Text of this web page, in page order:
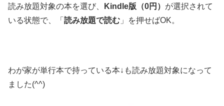
読み放題対象の本を選び、 Kindle版（0円） が選択されて
いる状態で、「 読み放題で読む 」を押せばOK。
わが家が単行本で持っている本↓も読み放題対象になって
ました(^^)